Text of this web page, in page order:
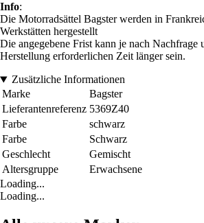
Info:
Die Motorradsättel Bagster werden in
Werkstätten hergestellt
Die angegebene Frist kann je nach Nachfrage
Herstellung erforderlichen Zeit länger sein.
Zusätzliche Informationen
Marke
Bagster
Lieferantenreferenz 5369Z40
Farbe
schwarz
Farbe
Schwarz
Geschlecht
Gemischt
Altersgruppe
Erwachsene
Loading...
Loading...